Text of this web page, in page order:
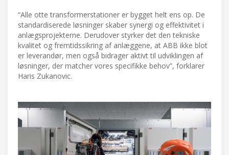
“Alle otte transformerstationer er bygget helt ens op. De
standardiserede løsninger skaber synergi og effektivitet i
anlægsprojekterne. Derudover styrker det den tekniske
kvalitet og fremtidssikring af anlæggene, at ABB ikke blot
er leverandør, men også bidrager aktivt til udviklingen af
løsninger, der matcher vores specifikke behov”, forklarer
Haris Zukanovic.